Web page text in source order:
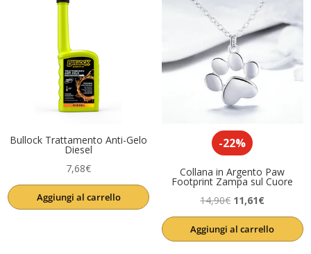
Bullock Trattamento Anti-Gelo
Diesel
7,68€
Aggiungi al carrello
-22%
Collana in Argento Paw
Footprint Zampa sul Cuore
14,90€ Il
prezzo
originale
11,61€Il
prezzo
attuale
Aggiungi al carrello